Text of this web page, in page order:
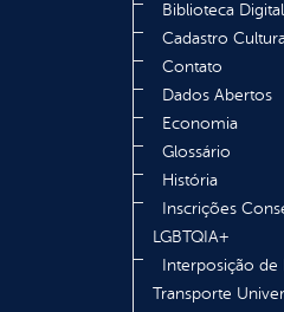
Biblioteca Digital
Cadastro
Contato
Dados Abertos
Economia
Glossário
História
Inscrições
LGBTQIA+
Interposição de
Transporte